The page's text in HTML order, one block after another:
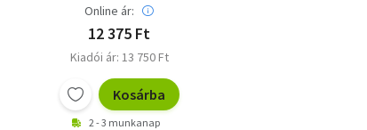
Online ár:
12 375 Ft
Kiadói ár: 13 750 Ft
Kosárba
2 - 3 munkanap